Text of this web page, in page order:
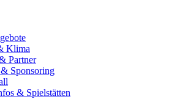
Klima
Partner
Sponsoring
& Spielstätten